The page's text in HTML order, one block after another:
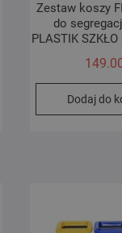
Zestaw koszy
do
PLASTIK SZKŁO
Dodaj do